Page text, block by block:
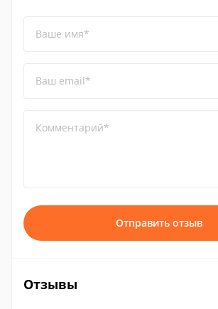
Ваше имя*
Ваш email*
Комментарий*
Отправить отзыв
Отзывы